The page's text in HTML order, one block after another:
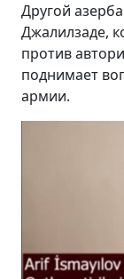
Другой
Джалилзаде,
против
поднимает
армии.